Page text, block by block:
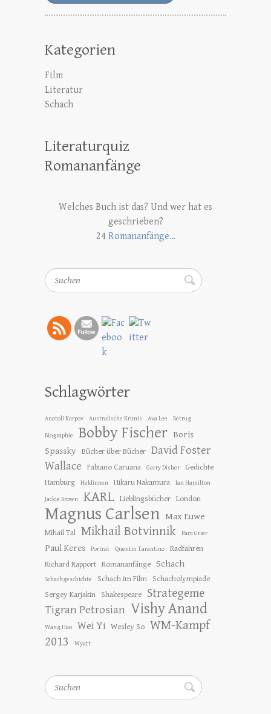
Kategorien
Film
Literatur
Schach
Literaturquiz
Romananfänge
Welches Buch ist das? Und wer hat es
geschrieben?
24 Romananfänge…
Suchen
Schlagwörter
Anatoli Karpov Australische Krimis Ava Lee Betrug
Biographie Bobby Fischer Boris
Spassky Bücher über Bücher David Foster
Wallace
Fabiano Caruana Garry Disher
Gedichte
Hamburg
Heldinnen Hikaru Nakamura Ian Hamilton
Jackie Brown KARL Lieblingsbücher London
Magnus Carlsen Max Euwe
Mihail Tal Mikhail Botvinnik Pam Grier
Paul Keres Porträt Quentin Tarantino
Radfahren
Richard Rapport Romananfänge Schach
Schachgeschichte Schach im Film
Schacholympiade
Sergey Karjakin
Shakespeare Strategeme
Tigran Petrosian Vishy Anand
Wang Hao Wei Yi Wesley So WM-Kampf
2013
Wyatt
Suchen